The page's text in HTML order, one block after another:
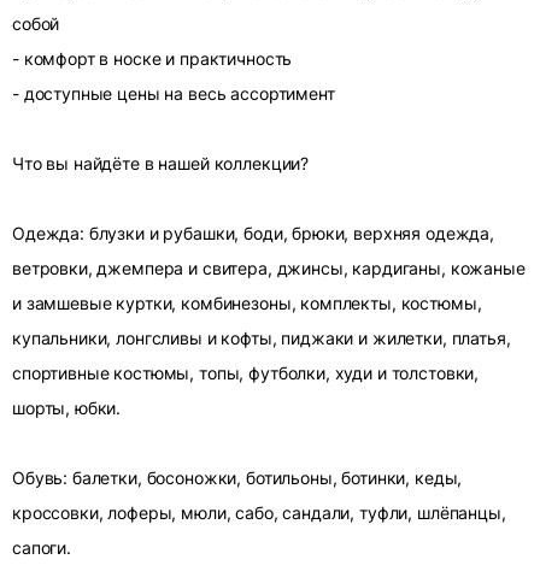
собой
- комфорт в носке и практичность
- доступные цены на весь ассортимент
Что вы найдёте в нашей коллекции?
Одежда: блузки и рубашки, боди, брюки, верхняя одежда,
ветровки, джемпера и свитера, джинсы, кардиганы, кожаные
и замшевые куртки, комбинезоны, комплекты, костюмы,
купальники, лонгсливы и кофты, пиджаки и жилетки, платья,
спортивные костюмы, топы, футболки, худи и толстовки,
шорты, юбки.
Обувь: балетки, босоножки, ботильоны, ботинки, кеды,
кроссовки, лоферы, мюли, сабо, сандали, туфли, шлёпанцы,
сапоги.